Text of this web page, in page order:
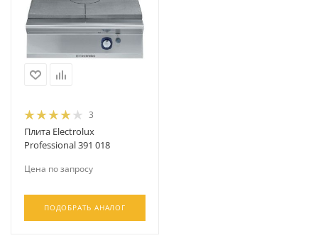
3
Плита Electrolux
Professional 391 018
Цена по запросу
ПОДОБРАТЬ АНАЛОГ